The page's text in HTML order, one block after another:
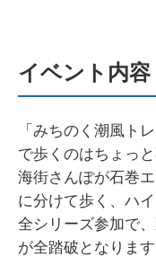
イベント内容
「みちのく潮風ト
で歩くのはちょっと
海街さんぽが石巻
に分けて歩く、ハ
全シリーズ参加で
が全踏破となります